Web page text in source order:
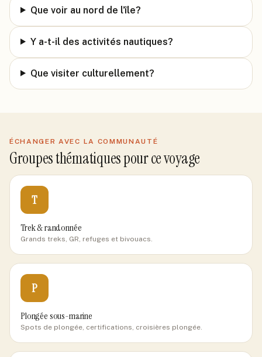
Que voir au nord de l'île?
Y a-t-il des activités nautiques?
Que visiter culturellement?
ÉCHANGER AVEC LA COMMUNAUTÉ
Groupes thématiques pour ce voyage
T
Trek & randonnée
Grands treks, GR, refuges et bivouacs.
P
Plongée sous-marine
Spots de plongée, certifications, croisières plongée.